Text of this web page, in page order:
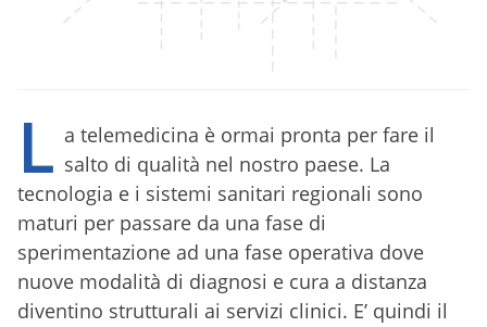
L a telemedicina è ormai pronta per fare il
salto di qualità nel nostro paese. La
tecnologia e i sistemi sanitari regionali sono
maturi per passare da una fase di
sperimentazione ad una fase operativa dove
nuove modalità di diagnosi e cura a distanza
diventino strutturali ai servizi clinici. E’ quindi il